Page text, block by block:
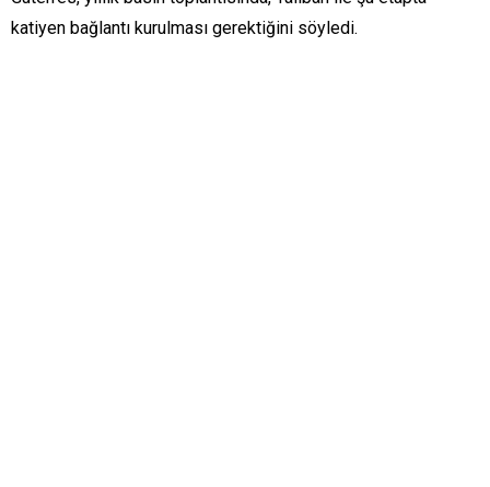
katiyen bağlantı kurulması gerektiğini söyledi.